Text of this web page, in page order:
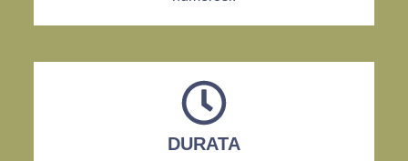
DURATA